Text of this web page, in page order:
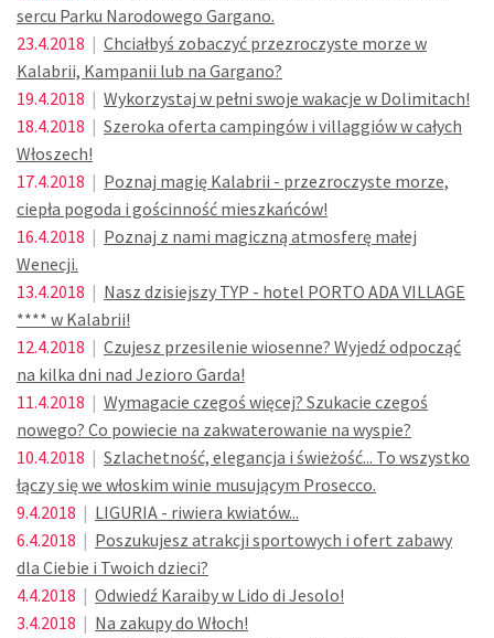
sercu Parku Narodowego Gargano.
23.4.2018 | Chciałbyś zobaczyć przezroczyste morze w
Kalabrii, Kampanii lub na Gargano?
19.4.2018 | Wykorzystaj w pełni swoje wakacje w Dolimitach!
18.4.2018 | Szeroka oferta campingów i villaggiów w całych
Włoszech!
17.4.2018 | Poznaj magię Kalabrii - przezroczyste morze,
ciepła pogoda i gościnność mieszkańców!
16.4.2018 | Poznaj z nami magiczną atmosferę małej
Wenecji.
13.4.2018 | Nasz dzisiejszy TYP - hotel PORTO ADA VILLAGE
**** w Kalabrii!
12.4.2018 | Czujesz przesilenie wiosenne? Wyjedź odpocząć
na kilka dni nad Jezioro Garda!
11.4.2018 | Wymagacie czegoś więcej? Szukacie czegoś
nowego? Co powiecie na zakwaterowanie na wyspie?
10.4.2018 | Szlachetność, elegancja i świeżość... To wszystko
łączy się we włoskim winie musującym Prosecco.
9.4.2018 | LIGURIA - riwiera kwiatów...
6.4.2018 | Poszukujesz atrakcji sportowych i ofert zabawy
dla Ciebie i Twoich dzieci?
4.4.2018 | Odwiedź Karaiby w Lido di Jesolo!
3.4.2018 | Na zakupy do Włoch!